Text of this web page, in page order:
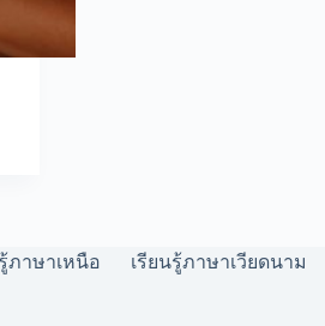
ภาษาเหนือ เรียนรู้ภาษาเวียดนาม